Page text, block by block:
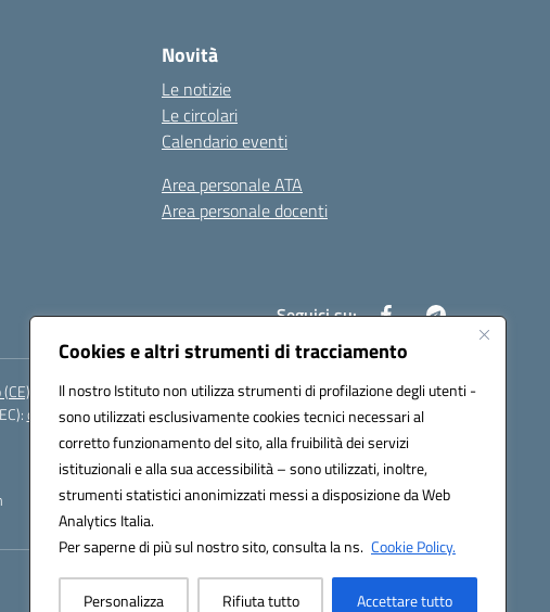
Cookies e altri strumenti di tracciamento
Il nostro Istituto non utilizza strumenti di profilazione degli utenti -
sono utilizzati esclusivamente cookies tecnici necessari al
corretto funzionamento del sito, alla fruibilità dei servizi
istituzionali e alla sua accessibilità – sono utilizzati, inoltre,
strumenti statistici anonimizzati messi a disposizione da Web
Analytics Italia.
Per saperne di più sul nostro sito, consulta la ns. Cookie Policy.
Personalizza Rifiuta tutto Accettare tutto
Novità
Le notizie
Le circolari
Calendario eventi
Area personale ATA
Area personale docenti
Seguici su:
ceic8ax00c@pec.istruzione.it